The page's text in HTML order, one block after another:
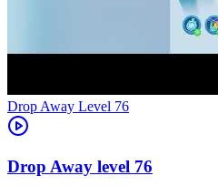
Level 76
76